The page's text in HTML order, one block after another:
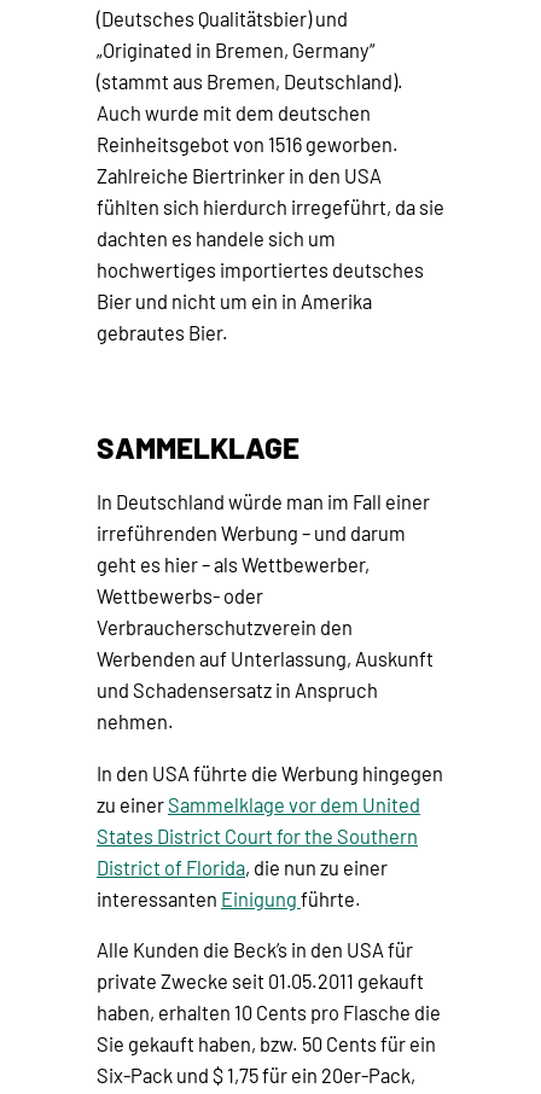
(Deutsches Qualitätsbier) und
„Originated in Bremen, Germany“
(stammt aus Bremen, Deutschland).
Auch wurde mit dem deutschen
Reinheitsgebot von 1516 geworben.
Zahlreiche Biertrinker in den USA
fühlten sich hierdurch irregeführt, da sie
dachten es handele sich um
hochwertiges importiertes deutsches
Bier und nicht um ein in Amerika
gebrautes Bier.
SAMMELKLAGE
In Deutschland würde man im Fall einer
irreführenden Werbung – und darum
geht es hier – als Wettbewerber,
Wettbewerbs- oder
Verbraucherschutzverein den
Werbenden auf Unterlassung, Auskunft
und Schadensersatz in Anspruch
nehmen.
In den USA führte die Werbung hingegen
zu einerSammelklage vor dem United
States District Court for the Southern
District of Florida, die nun zu einer
interessanten Einigung führte.
Alle Kunden die Beck’s in den USA für
private Zwecke seit 01.05.2011 gekauft
haben, erhalten 10 Cents pro Flasche die
Sie gekauft haben, bzw. 50 Cents für ein
Six-Pack und $ 1,75 für ein 20er-Pack,